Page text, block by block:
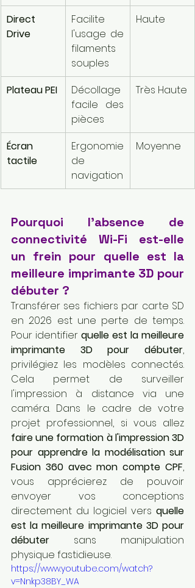
Direct
Drive
Facilite
l'usage de
filaments
souples
Haute
Plateau PEI
Décollage
facile des
pièces
Très Haute
Écran
tactile
Ergonomie
de
navigation
Moyenne
Pourquoi l'absence de
connectivité Wi-Fi est-elle
un frein pour quelle est la
meilleure imprimante 3D pour
débuter ?
Transférer ses fichiers par carte SD
en 2026 est une perte de temps.
Pour identifier quelle est la meilleure
imprimante 3D pour débuter,
privilégiez les modèles connectés.
Cela permet de surveiller
l'impression à distance via une
caméra. Dans le cadre de votre
faire une formation à l'impression 3D
pour apprendre la modélisation sur
Fusion 360 avec mon compte CPF,
vous apprécierez de pouvoir
envoyer vos conceptions
directement du logiciel vers quelle
est la meilleure imprimante 3D pour
débuter sans manipulation
physique fastidieuse.
https://www.youtube.com/watch?
v=Nnkp38BY_WA